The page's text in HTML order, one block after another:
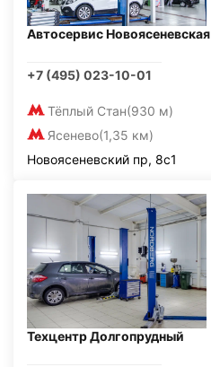
Автосервис Новоясеневская
+7 (495) 023-10-01
Тёплый Стан(930 м)
Ясенево(1,35 км)
Новоясеневский пр, 8с1
Техцентр Долгопрудный